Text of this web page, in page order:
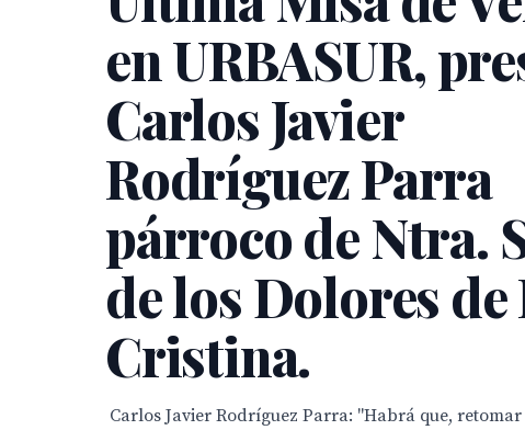
en URBASUR,
Carlos Javier
Rodríguez Parra
párroco de Ntra.
de los Dolores de
Cristina.
 Carlos Javier Rodríguez Parra: "Habrá que,